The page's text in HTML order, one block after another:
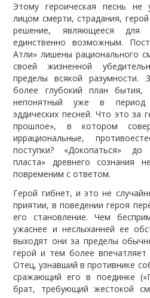
Этому героическая песнь не
лицом смерти, страдания,
решение, являющееся
единственно возможным.
Атли» лишены рационального
своей жизненной
пределы всякой разумности.
более глубокий план
непонятный уже в период
эддических песней. Что это за
прошлое», в котором
иррациональные,
поступки? «Докопаться» до
пласта» древнего сознания
повременим с ответом.
Герой гибнет, и это не
приятии, в поведении героя
его становление. Чем
ужаснее и неслыханней ее
выходят они за пределы
герой и тем более
Отец, узнавший в противнике
сражающий его в поединке
брат, требующий жестокой